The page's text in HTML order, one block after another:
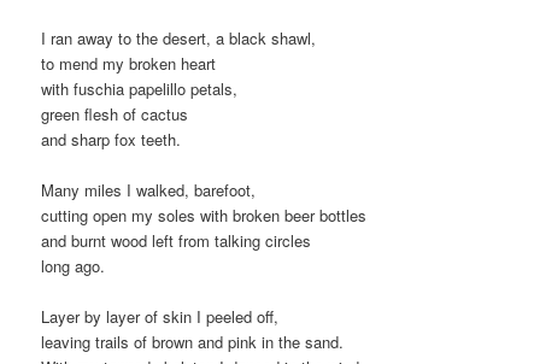
I ran away to the desert, a black shawl,
to mend my broken heart
with fuschia papelillo petals,
green flesh of cactus
and sharp fox teeth.
Many miles I walked, barefoot,
cutting open my soles with broken beer bottles
and burnt wood left from talking circles
long ago.
Layer by layer of skin I peeled off,
leaving trails of brown and pink in the sand.